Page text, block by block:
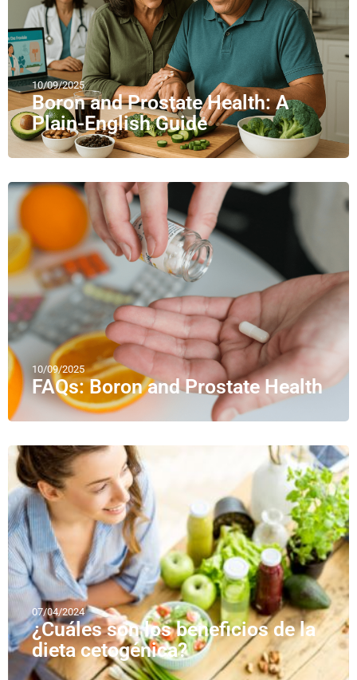
10/09/2025
Boron and Prostate Health: A
Plain-English Guide
10/09/2025
FAQs: Boron and Prostate Health
07/04/2024
¿Cuáles son los beneficios de la
dieta cetogénica?